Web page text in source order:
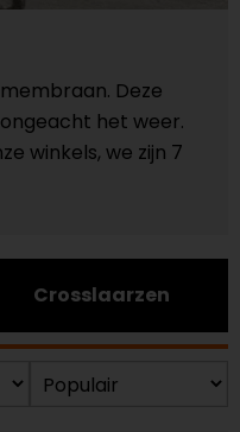
Deze
het weer.
winkels, we zijn 7
Crosslaarzen